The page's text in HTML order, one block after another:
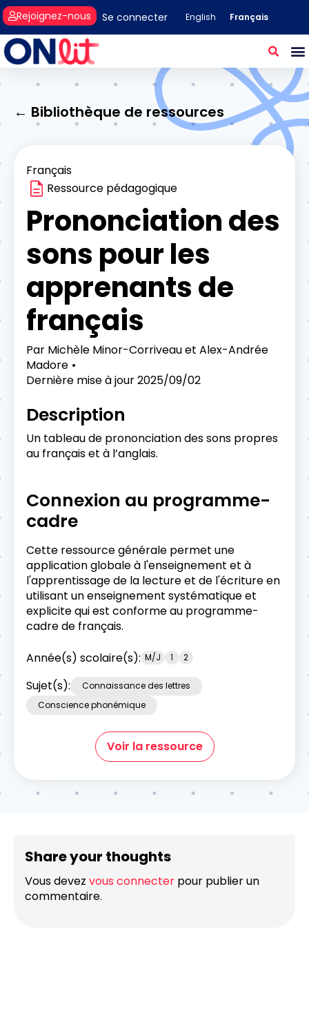
Se connecter
Rejoignez-nous English Français
← Bibliothèque de ressources
Français
Ressource pédagogique
Prononciation des
sons pour les
apprenants de
français
Par Michèle Minor-Corriveau et Alex-Andrée
Madore
Dernière mise à jour2025/09/02
Description
Un tableau de prononciation des sons propres
au français et à l’anglais.
Connexion au programme-
cadre
Cette ressource générale permet une
application globale à l'enseignement et à
l'apprentissage de la lecture et de l'écriture en
utilisant un enseignement systématique et
explicite qui est conforme au programme-
cadre de français.
Année(s) scolaire(s): M/J 1 2
Sujet(s):
Connaissance des lettres
Conscience phonémique
Voir la ressource
Share your thoughts
Vous devez vous connecter pour publier un
commentaire.